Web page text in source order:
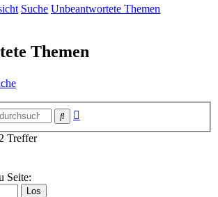
Suche Unbeantwortete Themen
Themen
Suche
Treffer
Seite: